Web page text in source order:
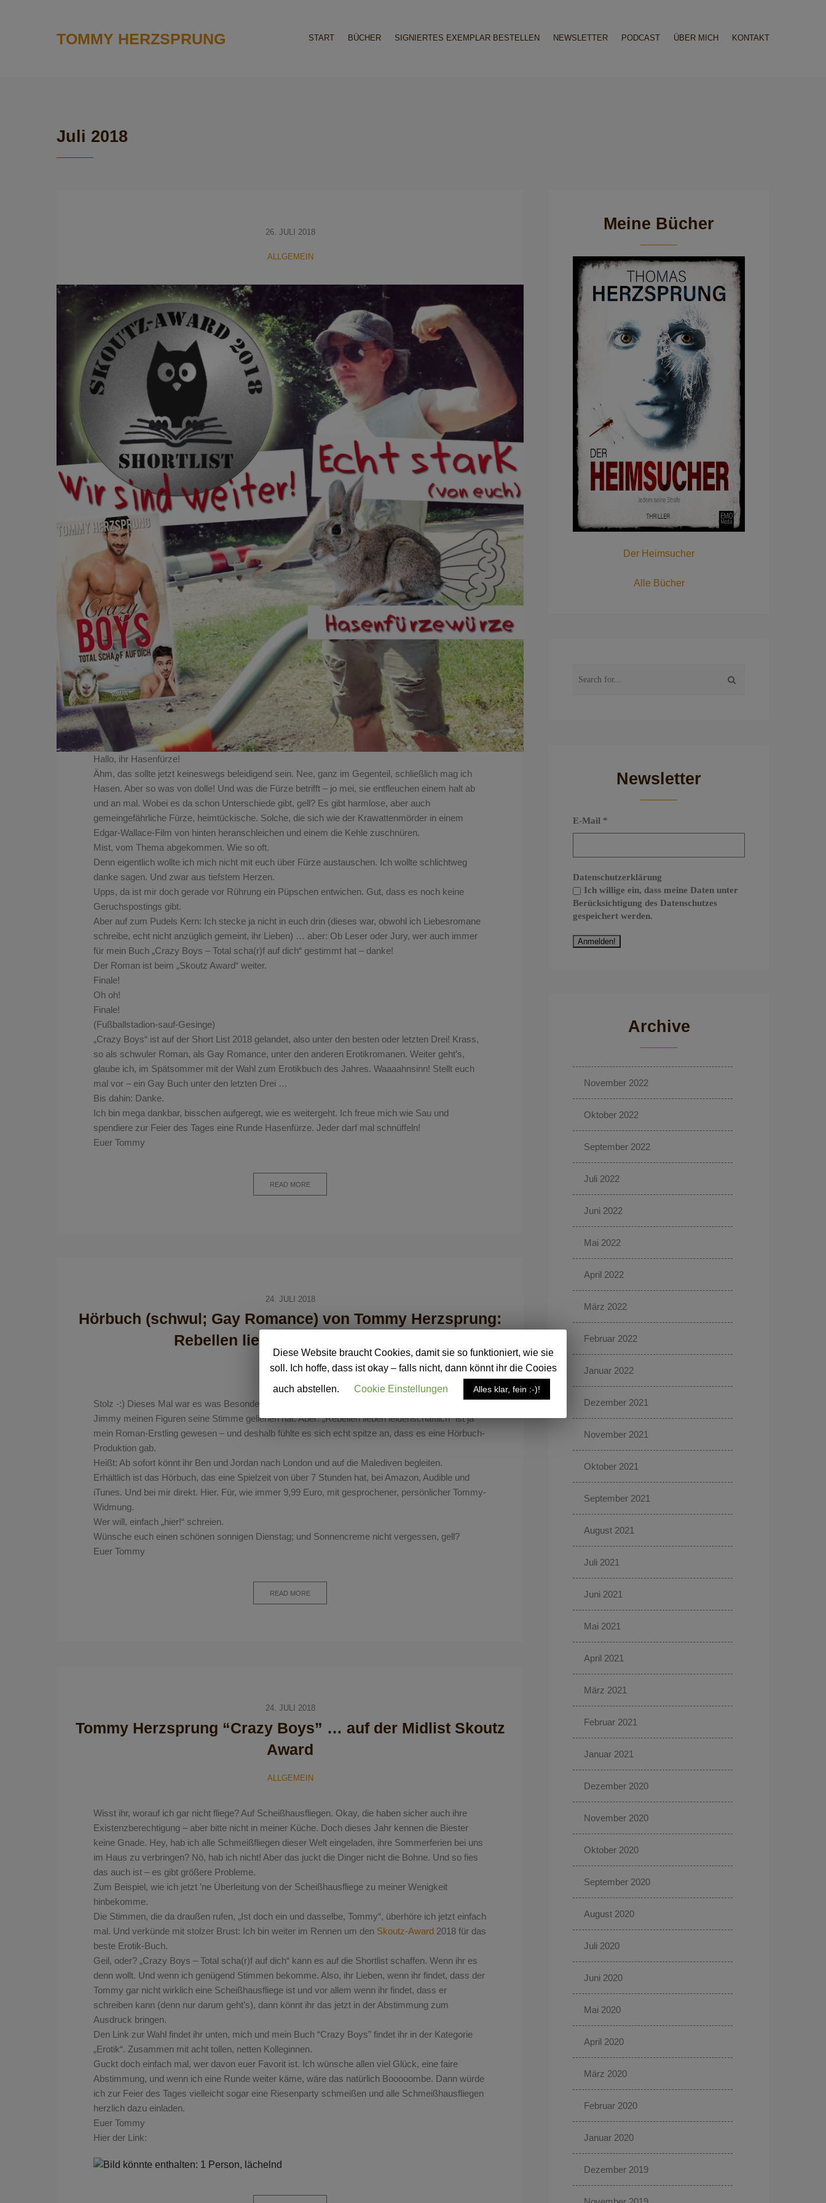
TOMMY HERZSPRUNG START BÜCHER SIGNIERTES EXEMPLAR BESTELLEN NEWSLETTER PODCAST ÜBER MICH KONTAKT
Juli 2018
26. JULI 2018
ALLGEMEIN
Hallo, ihr Hasenfürze!
Ähm, das sollte jetzt keineswegs beleidigend sein. Nee, ganz im Gegenteil, schließlich mag ich
Hasen. Aber so was von dolle! Und was die Fürze betrifft – jo mei, sie entfleuchen einem halt ab
und an mal. Wobei es da schon Unterschiede gibt, gell? Es gibt harmlose, aber auch
gemeingefährliche Fürze, heimtückische. Solche, die sich wie der Krawattenmörder in einem
Edgar-Wallace-Film von hinten heranschleichen und einem die Kehle zuschnüren.
Mist, vom Thema abgekommen. Wie so oft.
Denn eigentlich wollte ich mich nicht mit euch über Fürze austauschen. Ich wollte schlichtweg
danke sagen. Und zwar aus tiefstem Herzen.
Upps, da ist mir doch gerade vor Rührung ein Püpschen entwichen. Gut, dass es noch keine
Geruchspostings gibt.
Aber auf zum Pudels Kern: Ich stecke ja nicht in euch drin (dieses war, obwohl ich Liebesromane
schreibe, echt nicht anzüglich gemeint, ihr Lieben) … aber: Ob Leser oder Jury, wer auch immer
für mein Buch „Crazy Boys – Total scha(r)f auf dich“ gestimmt hat – danke!
Der Roman ist beim „Skoutz Award“ weiter.
Finale!
Oh oh!
Finale!
(Fußballstadion-sauf-Gesinge)
„Crazy Boys“ ist auf der Short List 2018 gelandet, also unter den besten oder letzten Drei! Krass,
so als schwuler Roman, als Gay Romance, unter den anderen Erotikromanen. Weiter geht’s,
glaube ich, im Spätsommer mit der Wahl zum Erotikbuch des Jahres. Waaaahnsinn! Stellt euch
mal vor – ein Gay Buch unter den letzten Drei …
Bis dahin: Danke.
Ich bin mega dankbar, bisschen aufgeregt, wie es weitergeht. Ich freue mich wie Sau und
spendiere zur Feier des Tages eine Runde Hasenfürze. Jeder darf mal schnüffeln!
Euer Tommy
READ MORE
24. JULI 2018
Hörbuch (schwul; Gay Romance) von Tommy Herzsprung:
Rebellen lieben leidenschaftlich
ALLGEMEIN
Stolz -:) Dieses Mal war es was Besonderes. Obwohl es schon das dritte Mal gewesen ist, dass
Jimmy meinen Figuren seine Stimme geliehen hat. Aber: „Rebellen lieben leidenschaftlich“ ist ja
mein Roman-Erstling gewesen – und deshalb fühlte es sich echt spitze an, dass es eine Hörbuch-
Produktion gab.
Heißt: Ab sofort könnt ihr Ben und Jordan nach London und auf die Malediven begleiten.
Erhältlich ist das Hörbuch, das eine Spielzeit von über 7 Stunden hat, bei Amazon, Audible und
iTunes. Und bei mir direkt. Hier. Für, wie immer 9,99 Euro, mit gesprochener, persönlicher Tommy-
Widmung.
Wer will, einfach „hier!“ schreien.
Wünsche euch einen schönen sonnigen Dienstag; und Sonnencreme nicht vergessen, gell?
Euer Tommy
READ MORE
24. JULI 2018
Tommy Herzsprung “Crazy Boys” … auf der Midlist Skoutz
Award
ALLGEMEIN
Wisst ihr, worauf ich gar nicht fliege? Auf Scheißhausfliegen. Okay, die haben sicher auch ihre
Existenzberechtigung – aber bitte nicht in meiner Küche. Doch dieses Jahr kennen die Biester
keine Gnade. Hey, hab ich alle Schmeißfliegen dieser Welt eingeladen, ihre Sommerferien bei uns
im Haus zu verbringen? Nö, hab ich nicht! Aber das juckt die Dinger nicht die Bohne. Und so fies
das auch ist – es gibt größere Probleme.
Zum Beispiel, wie ich jetzt ’ne Überleitung von der Scheißhausfliege zu meiner Wenigkeit
hinbekomme.
Die Stimmen, die da draußen rufen, „Ist doch ein und dasselbe, Tommy“, überhöre ich jetzt einfach
mal. Und verkünde mit stolzer Brust: Ich bin weiter im Rennen um den Skoutz-Award 2018 für das
beste Erotik-Buch.
Geil, oder? „Crazy Boys – Total scha(r)f auf dich“ kann es auf die Shortlist schaffen. Wenn ihr es
denn wollt. Und wenn ich genügend Stimmen bekomme. Also, ihr Lieben, wenn ihr findet, dass der
Tommy gar nicht wirklich eine Scheißhausfliege ist und vor allem wenn ihr findet, dass er
schreiben kann (denn nur darum geht’s), dann könnt ihr das jetzt in der Abstimmung zum
Ausdruck bringen.
Den Link zur Wahl findet ihr unten, mich und mein Buch “Crazy Boys” findet ihr in der Kategorie
„Erotik“. Zusammen mit acht tollen, netten Kolleginnen.
Guckt doch einfach mal, wer davon euer Favorit ist. Ich wünsche allen viel Glück, eine faire
Abstimmung, und wenn ich eine Runde weiter käme, wäre das natürlich Booooombe. Dann würde
ich zur Feier des Tages vielleicht sogar eine Riesenparty schmeißen und alle Schmeißhausfliegen
herzlich dazu einladen.
Euer Tommy
Hier der Link:
Meine Bücher
Der Heimsucher
Alle Bücher
Newsletter
E-Mail *
Datenschutzerklärung
Ich willige ein, dass meine Daten unter
Berücksichtigung des Datenschutzes
gespeichert werden.
Archive
November 2022
Oktober 2022
September 2022
Juli 2022
Juni 2022
Mai 2022
April 2022
März 2022
Februar 2022
Januar 2022
Dezember 2021
November 2021
Oktober 2021
September 2021
August 2021
Juli 2021
Juni 2021
Mai 2021
April 2021
März 2021
Februar 2021
Januar 2021
Dezember 2020
November 2020
Oktober 2020
September 2020
August 2020
Juli 2020
Juni 2020
Mai 2020
April 2020
März 2020
Februar 2020
Januar 2020
Dezember 2019
Diese Website braucht Cookies, damit sie so funktioniert, wie sie
soll. Ich hoffe, dass ist okay – falls nicht, dann könnt ihr die Cooies
auch abstellen.
Cookie Einstellungen Alles klar, fein :-)!